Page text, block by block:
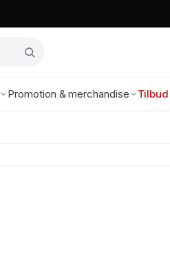
Promotion & merchandise Tilbud